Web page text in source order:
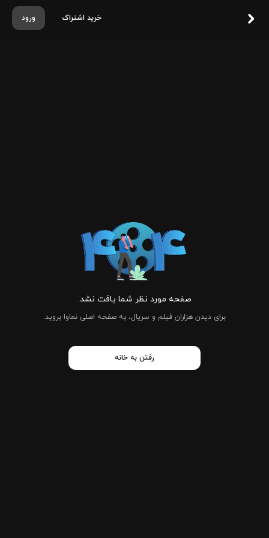
ورود خرید اشتراک
صفحه مورد نظر شما یافت نشد.
برای دیدن هزاران فیلم و سریال، به صفحه اصلی نماوا بروید.
رفتن به خانه